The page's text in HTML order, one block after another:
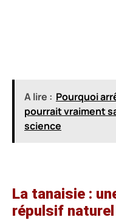
A lire : Pourquoi
pourrait vraiment
science
La tanaisie :
répulsif